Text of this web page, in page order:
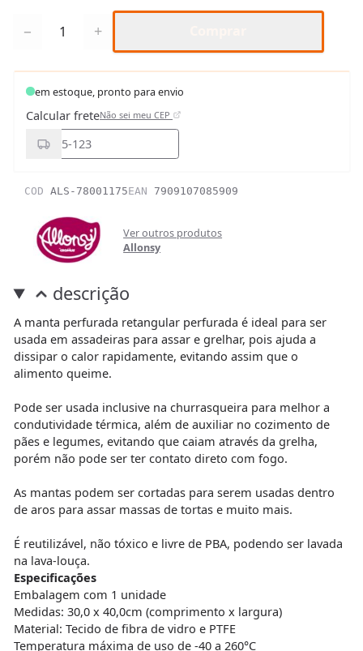
− +
em estoque, pronto para envio
Calcular freteNão sei meu CEP
COD ALS-78001175EAN 7909107085909
Ver outros produtos
Allonsy
descrição
A manta perfurada retangular perfurada é ideal para ser
usada em assadeiras para assar e grelhar, pois ajuda a
dissipar o calor rapidamente, evitando assim que o
alimento queime.
Pode ser usada inclusive na churrasqueira para melhor a
condutividade térmica, além de auxiliar no cozimento de
pães e legumes, evitando que caiam através da grelha,
porém não pode ser ter contato direto com fogo.
As mantas podem ser cortadas para serem usadas dentro
de aros para assar massas de tortas e muito mais.
É reutilizável, não tóxico e livre de PBA, podendo ser lavada
na lava-louça.
Especificações
Embalagem com 1 unidade
Medidas: 30,0 x 40,0cm (comprimento x largura)
Material: Tecido de fibra de vidro e PTFE
Temperatura máxima de uso de -40 a 260°C